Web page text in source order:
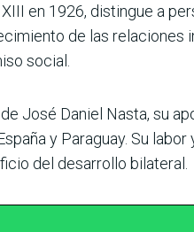
en 1926, distingue a
de las
social.
José Daniel Nasta, su
y Paraguay. Su
del desarro­llo bilateral.